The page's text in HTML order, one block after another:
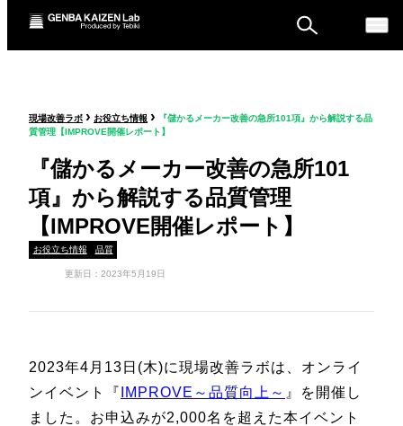
ム
現場改善ラボ › お役立ち情報 › 『儲かるメーカー改善の急所101項』から解説する品
質管理【IMPROVE開催レポート】
『儲かるメーカー改善の急所101
項』から解説する品質管理
【IMPROVE開催レポート】
お役立ち情報 品質
更新日：2023年5月19日
2023年4月13日(木)に現場改善ラボは、オンライ
ンイベント『 IMPROVE～品質向上～ 』を開催し
ました。お申込みが2,000名を超えた本イベント